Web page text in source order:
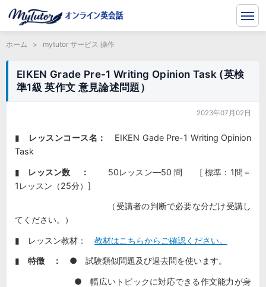
ホーム > mytutor サービス 操作
EIKEN Grade Pre-1 Writing Opinion Task (英検
準1級 英作文 意見論述問題）
2023年07月02日
▮ レッスンコース名：
EIKEN Gade Pre-1 Writing Opinion
Task
▮ レッスン数 ：
50レッスン―50 問 [ 標準：1問＝
1レッスン（25分）]
（受講者の判断で必要な分だけ受講し
てください。）
▮ レッスン教材： 教材はこちらからご確認ください。
▮ 特徴 ： ● 試験類似問題及び過去問を使います。
● 幅広いトピックに対応できる作文能力が身